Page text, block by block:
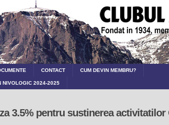
CONTACT CUM DEVIN MEMBRU?
NIVOLOGIC 2024-2025
3.5% pentru sustinerea